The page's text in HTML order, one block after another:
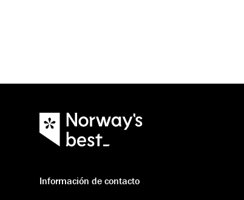
Información de contacto